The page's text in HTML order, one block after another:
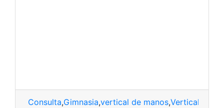
Consulta,Gimnasia,vertical de manos,Vertical de